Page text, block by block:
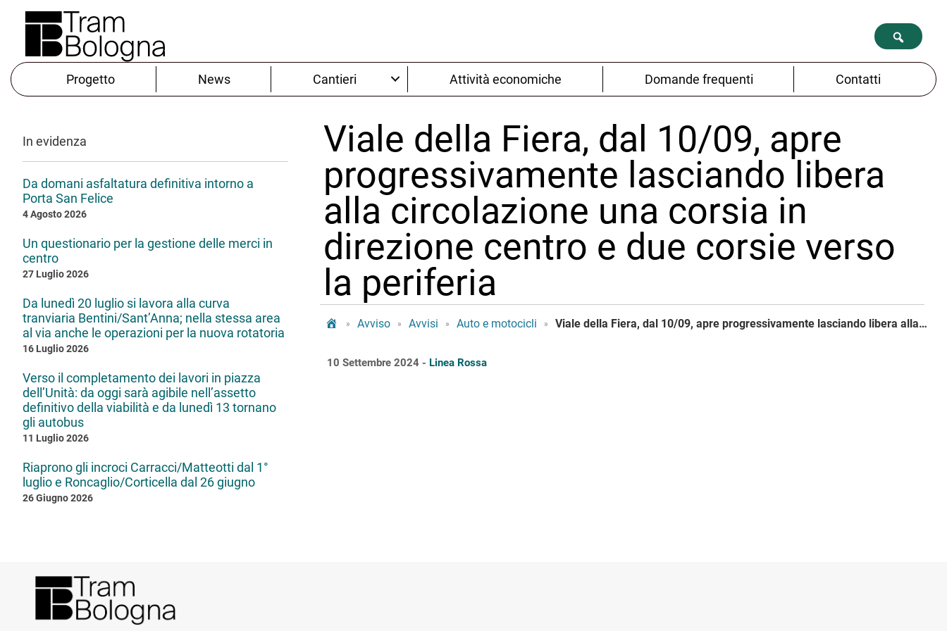
Progetto News Cantieri Attività economiche Domande frequenti Contatti
In evidenza
Da domani asfaltatura definitiva intorno a
Porta San Felice
4 Agosto 2026
Un questionario per la gestione delle merci in
centro
27 Luglio 2026
Da lunedì 20 luglio si lavora alla curva
tranviaria Bentini/Sant’Anna; nella stessa area
al via anche le operazioni per la nuova rotatoria
16 Luglio 2026
Verso il completamento dei lavori in piazza
dell’Unità: da oggi sarà agibile nell’assetto
definitivo della viabilità e da lunedì 13 tornano
gli autobus
11 Luglio 2026
Riaprono gli incroci Carracci/Matteotti dal 1°
luglio e Roncaglio/Corticella dal 26 giugno
26 Giugno 2026
Viale della Fiera, dal 10/09, apre
progressivamente lasciando libera
alla circolazione una corsia in
direzione centro e due corsie verso
la periferia
Tram Bologna
» Avviso » Avvisi » Auto e motocicli » Viale della Fiera, dal 10/09, apre progressivamente lasciando libera alla circolazione una corsia in direzione centro e due corsie verso la periferia
10 Settembre 2024 - Linea Rossa